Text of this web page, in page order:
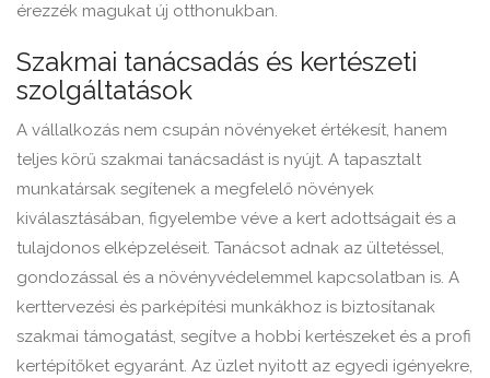
érezzék magukat új otthonukban.
Szakmai tanácsadás és kertészeti
szolgáltatások
A vállalkozás nem csupán növényeket értékesít, hanem
teljes körű szakmai tanácsadást is nyújt. A tapasztalt
munkatársak segítenek a megfelelő növények
kiválasztásában, figyelembe véve a kert adottságait és a
tulajdonos elképzeléseit. Tanácsot adnak az ültetéssel,
gondozással és a növényvédelemmel kapcsolatban is. A
kerttervezési és parképítési munkákhoz is biztosítanak
szakmai támogatást, segítve a hobbi kertészeket és a profi
kertépítőket egyaránt. Az üzlet nyitott az egyedi igényekre,